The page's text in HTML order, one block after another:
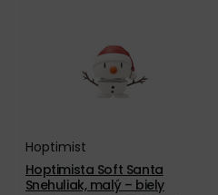
Hoptimist
Hoptimista Soft Santa
Snehuliak, malý – biely